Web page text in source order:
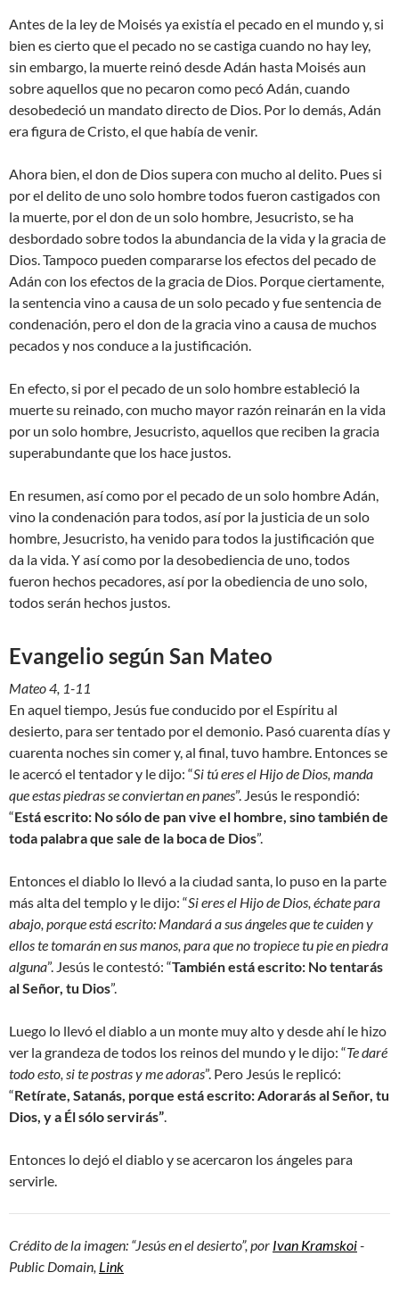
Antes de la ley de Moisés ya existía el pecado en el mundo y, si
bien es cierto que el pecado no se castiga cuando no hay ley,
sin embargo, la muerte reinó desde Adán hasta Moisés aun
sobre aquellos que no pecaron como pecó Adán, cuando
desobedeció un mandato directo de Dios. Por lo demás, Adán
era figura de Cristo, el que había de venir.
Ahora bien, el don de Dios supera con mucho al delito. Pues si
por el delito de uno solo hombre todos fueron castigados con
la muerte, por el don de un solo hombre, Jesucristo, se ha
desbordado sobre todos la abundancia de la vida y la gracia de
Dios. Tampoco pueden compararse los efectos del pecado de
Adán con los efectos de la gracia de Dios. Porque ciertamente,
la sentencia vino a causa de un solo pecado y fue sentencia de
condenación, pero el don de la gracia vino a causa de muchos
pecados y nos conduce a la justificación.
En efecto, si por el pecado de un solo hombre estableció la
muerte su reinado, con mucho mayor razón reinarán en la vida
por un solo hombre, Jesucristo, aquellos que reciben la gracia
superabundante que los hace justos.
En resumen, así como por el pecado de un solo hombre Adán,
vino la condenación para todos, así por la justicia de un solo
hombre, Jesucristo, ha venido para todos la justificación que
da la vida. Y así como por la desobediencia de uno, todos
fueron hechos pecadores, así por la obediencia de uno solo,
todos serán hechos justos.
Evangelio según San Mateo
Mateo 4, 1-11
En aquel tiempo, Jesús fue conducido por el Espíritu al
desierto, para ser tentado por el demonio. Pasó cuarenta días y
cuarenta noches sin comer y, al final, tuvo hambre. Entonces se
le acercó el tentador y le dijo: “Si tú eres el Hijo de Dios, manda
que estas piedras se conviertan en panes”. Jesús le respondió:
“Está escrito: No sólo de pan vive el hombre, sino también de
toda palabra que sale de la boca de Dios”.
Entonces el diablo lo llevó a la ciudad santa, lo puso en la parte
más alta del templo y le dijo: “Si eres el Hijo de Dios, échate para
abajo, porque está escrito: Mandará a sus ángeles que te cuiden y
ellos te tomarán en sus manos, para que no tropiece tu pie en piedra
alguna”. Jesús le contestó: “También está escrito: No tentarás
al Señor, tu Dios”.
Luego lo llevó el diablo a un monte muy alto y desde ahí le hizo
ver la grandeza de todos los reinos del mundo y le dijo: “Te daré
todo esto, si te postras y me adoras”. Pero Jesús le replicó:
“Retírate, Satanás, porque está escrito: Adorarás al Señor, tu
Dios, y a Él sólo servirás”.
Entonces lo dejó el diablo y se acercaron los ángeles para
servirle.
Crédito de la imagen: “Jesús en el desierto”, por Ivan Kramskoi-
Public Domain, Link